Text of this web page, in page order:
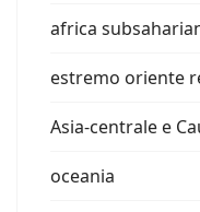
africa
estremo oriente
Asia-centrale e
oceania